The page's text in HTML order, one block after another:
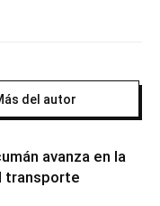
del autor
avanza en la
transporte